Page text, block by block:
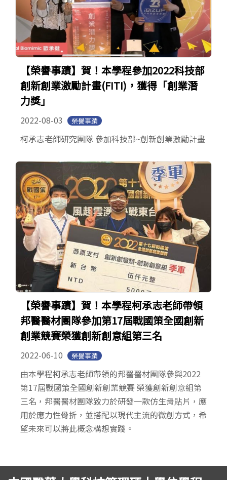
【榮譽事蹟】賀！本學程參加2022科技部
創新創業激勵計畫(FITI)，獲得「創業潛
力獎」
2022-08-03 榮譽事蹟
柯承志老師研究團隊 參加科技部~創新創業激勵計畫
【榮譽事蹟】賀！本學程柯承志老師帶領
邦醫醫材團隊參加第17屆戰國策全國創新
創業競賽榮獲創新創意組第三名
2022-06-10 榮譽事蹟
由本學程柯承志老師帶領的邦醫醫材團隊參與2022
第17屆戰國策全國創新創業競賽 榮獲創新創意組第
三名，邦醫醫材團隊致力於研發一款仿生骨貼片，應
用於應力性骨折，並搭配以現代主流的微創方式，希
望未來可以將此概念構想實踐。